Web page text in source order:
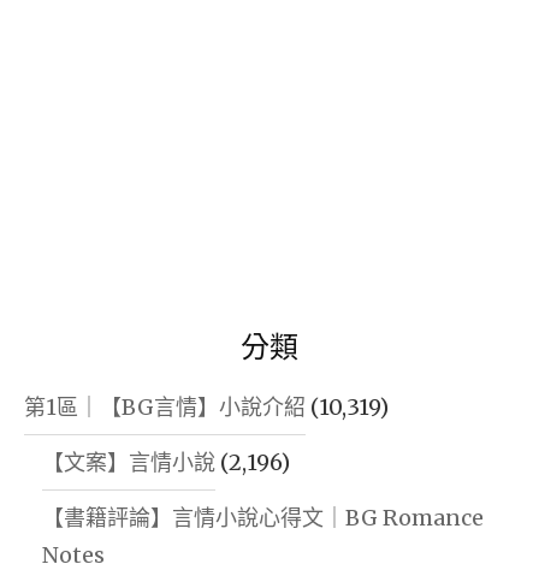
分類
第1區｜【BG言情】小說介紹 (10,319)
【文案】言情小說 (2,196)
【書籍評論】言情小說心得文｜BG Romance
Notes